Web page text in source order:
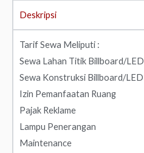
Deskripsi
Tarif Sewa Meliputi :
Sewa Lahan Titik Billboard/LED
Sewa Konstruksi Billboard/LED
Izin Pemanfaatan Ruang
Pajak Reklame
Lampu Penerangan
Maintenance